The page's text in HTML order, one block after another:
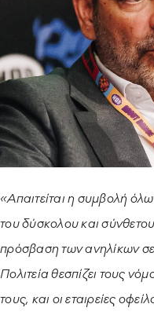
«Απαιτείται η συμβολή
του δύσκολου και
πρόσβαση των ανηλίκων σε
Πολιτεία θεσπίζει τους
τους, και οι εταιρείες